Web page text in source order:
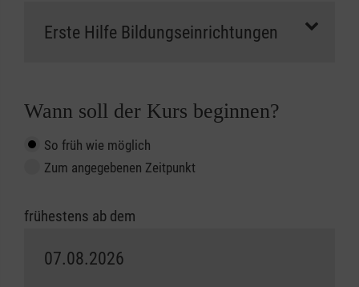
Wann soll der Kurs beginnen?
So früh wie möglich
Zum angegebenen Zeitpunkt
frühestens ab dem